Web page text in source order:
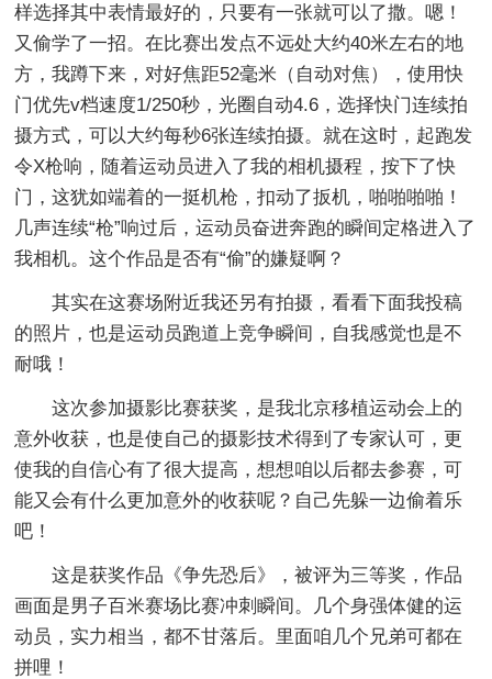
样选择其中表情最好的，只要有一张就可以了撒。嗯！
又偷学了一招。在比赛出发点不远处大约40米左右的地
方，我蹲下来，对好焦距52毫米（自动对焦），使用快
门优先v档速度1/250秒，光圈自动4.6，选择快门连续拍
摄方式，可以大约每秒6张连续拍摄。就在这时，起跑发
令X枪响，随着运动员进入了我的相机摄程，按下了快
门，这犹如端着的一挺机枪，扣动了扳机，啪啪啪啪！
几声连续“枪”响过后，运动员奋进奔跑的瞬间定格进入了
我相机。这个作品是否有“偷”的嫌疑啊？
其实在这赛场附近我还另有拍摄，看看下面我投稿
的照片，也是运动员跑道上竞争瞬间，自我感觉也是不
耐哦！
这次参加摄影比赛获奖，是我北京移植运动会上的
意外收获，也是使自己的摄影技术得到了专家认可，更
使我的自信心有了很大提高，想想咱以后都去参赛，可
能又会有什么更加意外的收获呢？自己先躲一边偷着乐
吧！
这是获奖作品《争先恐后》，被评为三等奖，作品
画面是男子百米赛场比赛冲刺瞬间。几个身强体健的运
动员，实力相当，都不甘落后。里面咱几个兄弟可都在
拼哩！